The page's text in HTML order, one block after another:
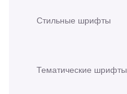
Стильные шрифты
Тематические шрифты